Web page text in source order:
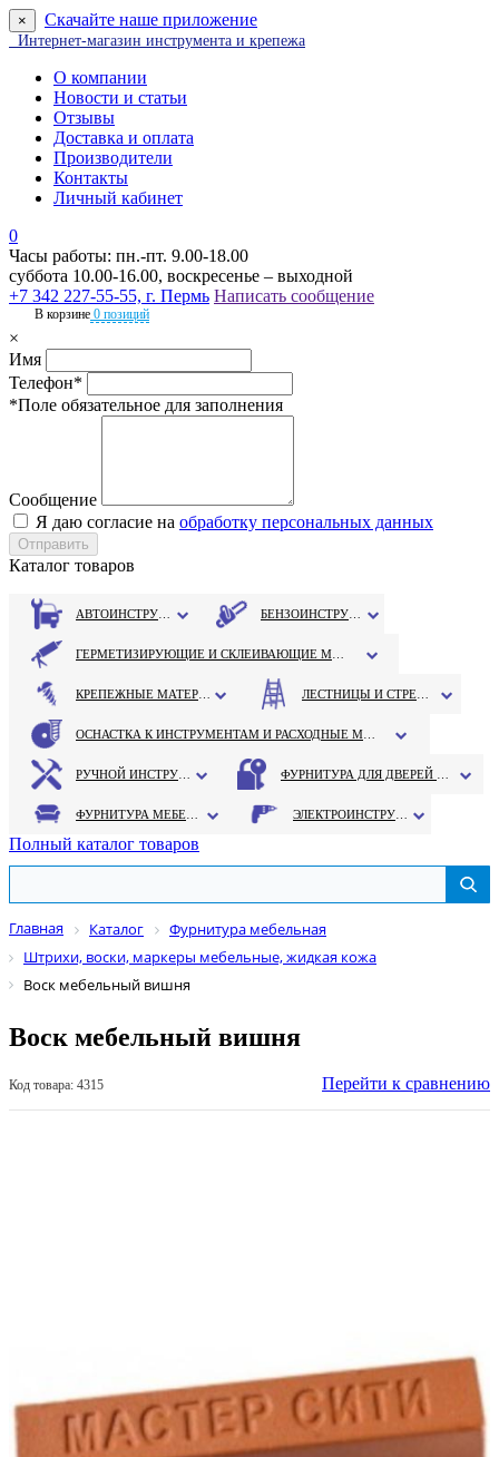
× Скачайте наше приложение
Интернет-магазин инструмента и крепежа
О компании
Новости и статьи
Отзывы
Доставка и оплата
Производители
Контакты
Личный кабинет
0
Часы работы: пн.-пт. 9.00-18.00
суббота 10.00-16.00, воскресенье – выходной
+7 342 227-55-55, г. Пермь Написать сообщение
В корзине 0 позиций
×
Имя
Телефон*
*Поле обязательное для заполнения
Сообщение
Я даю согласие на обработку персональных данных
Каталог товаров
Полный каталог товаров
Главная Каталог
Фурнитура мебельная
Штрихи, воски, маркеры мебельные, жидкая кожа
Воск мебельный вишня
Воск мебельный вишня
Код товара: 4315 Перейти к сравнению